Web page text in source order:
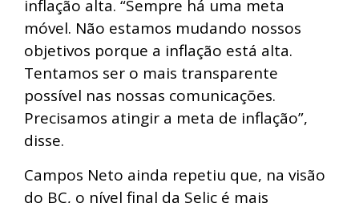
inflação alta. “Sempre há uma meta
móvel. Não estamos mudando nossos
objetivos porque a inflação está alta.
Tentamos ser o mais transparente
possível nas nossas comunicações.
Precisamos atingir a meta de inflação”,
disse.
Campos Neto ainda repetiu que, na visão
do BC, o nível final da Selic é mais